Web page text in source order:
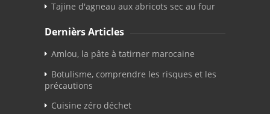
Tajine d'agneau aux abricots sec au four
Dernièrs Articles
Amlou, la pâte à tatirner marocaine
Botulisme, comprendre les risques et les
précautions
Cuisine zéro déchet